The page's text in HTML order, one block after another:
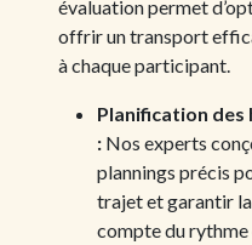
évaluation permet
offrir un transport
à chaque participant.
Planification
: Nos experts
plannings précis
trajet et garantir
compte du